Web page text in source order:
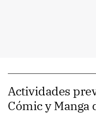
Actividades
Cómic y Manga